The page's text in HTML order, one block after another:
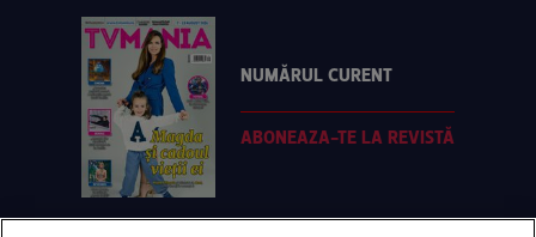
NUMĂRUL CURENT
ABONEAZA-TE LA REVISTĂ